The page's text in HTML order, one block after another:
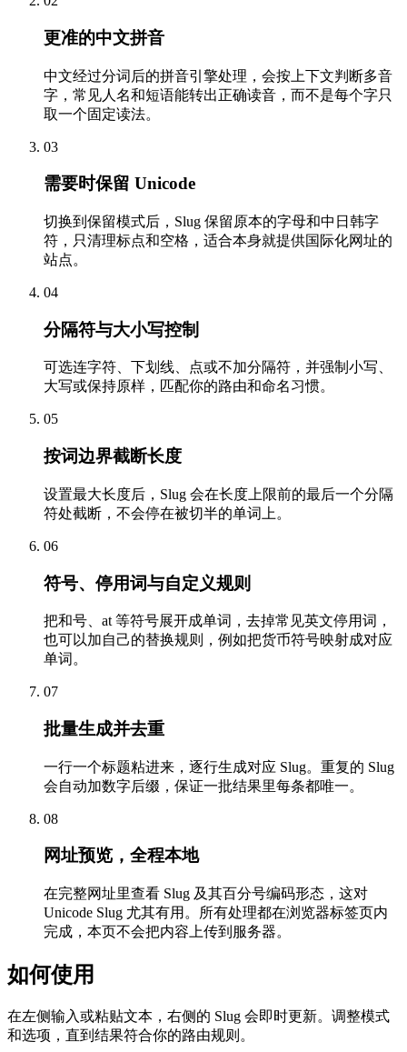
更准的中文拼音
中文经过分词后的拼音引擎处理，会按上下文判断多音
字，常见人名和短语能转出正确读音，而不是每个字只
取一个固定读法。
03
需要时保留 Unicode
切换到保留模式后，Slug 保留原本的字母和中日韩字
符，只清理标点和空格，适合本身就提供国际化网址的
站点。
04
分隔符与大小写控制
可选连字符、下划线、点或不加分隔符，并强制小写、
大写或保持原样，匹配你的路由和命名习惯。
05
按词边界截断长度
设置最大长度后，Slug 会在长度上限前的最后一个分隔
符处截断，不会停在被切半的单词上。
06
符号、停用词与自定义规则
把和号、at 等符号展开成单词，去掉常见英文停用词，
也可以加自己的替换规则，例如把货币符号映射成对应
单词。
07
批量生成并去重
一行一个标题粘进来，逐行生成对应 Slug。重复的 Slug
会自动加数字后缀，保证一批结果里每条都唯一。
08
网址预览，全程本地
在完整网址里查看 Slug 及其百分号编码形态，这对
Unicode Slug 尤其有用。所有处理都在浏览器标签页内
完成，本页不会把内容上传到服务器。
如何使用
在左侧输入或粘贴文本，右侧的 Slug 会即时更新。调整模式
和选项，直到结果符合你的路由规则。